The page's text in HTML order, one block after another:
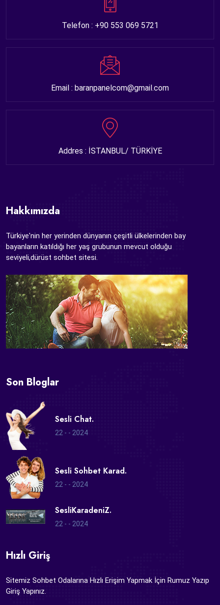
Telefon : +90 553 069 5721
Email : baranpanelcom@gmail.com
Addres : İSTANBUL/ TÜRKİYE
Hakkımızda
Türkiye'nin her yerinden dünyanın çeşitli ülkelerinden bay
bayanların katıldığı her yaş grubunun mevcut olduğu
seviyeli,dürüst sohbet sitesi.
Son Bloglar
Sesli Chat.
22 - - 2024
Sesli Sohbet Karad.
22 - - 2024
SesliKaradeniZ.
22 - - 2024
Hızlı Giriş
Sitemiz Sohbet Odalarına Hızlı Erişim Yapmak İçin Rumuz Yazıp
Giriş Yapınız.